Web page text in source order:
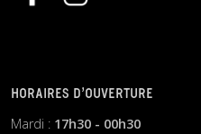
HORAIRES D’OUVERTURE
Mardi : 17h30 - 00h30